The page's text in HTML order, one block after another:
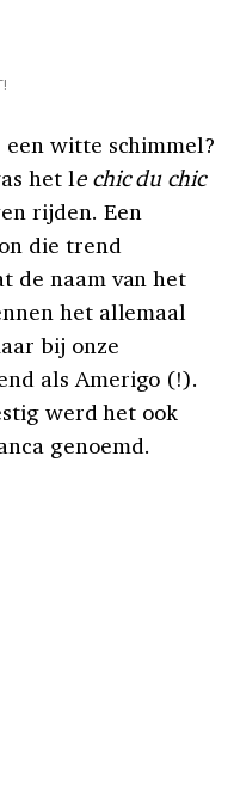
witte schimmel?
het le chic du chic
rijden. Een
die trend
de naam van het
het allemaal
bij onze
als Amerigo (!).
werd het ook
genoemd.